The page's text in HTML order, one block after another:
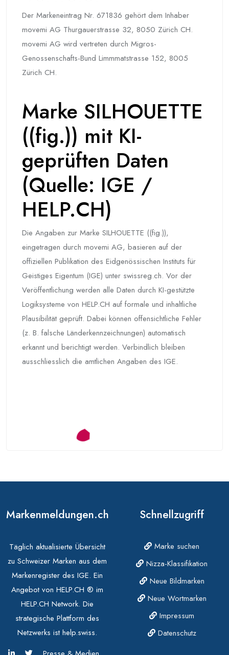
Der Markeneintrag Nr. 671836 gehört dem Inhaber
movemi AG Thurgauerstrasse 32, 8050 Zürich CH.
movemi AG wird vertreten durch Migros-
Genossenschafts-Bund Limmmatstrasse 152, 8005
Zürich CH.
Marke SILHOUETTE
((fig.)) mit KI-
geprüften Daten
(Quelle: IGE /
HELP.CH)
Die Angaben zur Marke SILHOUETTE ((fig.)),
eingetragen durch movemi AG, basieren auf der
offiziellen Publikation des Eidgenössischen Instituts für
Geistiges Eigentum (IGE) unter swissreg.ch. Vor der
Veröffentlichung werden alle Daten durch KI-gestützte
Logiksysteme von HELP.CH auf formale und inhaltliche
Plausibilität geprüft. Dabei können offensichtliche Fehler
(z. B. falsche Länderkennzeichnungen) automatisch
erkannt und berichtigt werden. Verbindlich bleiben
ausschliesslich die amtlichen Angaben des IGE.
Markenmeldungen.ch
Täglich aktualisierte Übersicht
zu Schweizer Marken aus dem
Markenregister des IGE. Ein
Angebot von HELP.CH ® im
HELP.CH Network. Die
strategische Plattform des
Netzwerks ist help.swiss.
Schnellzugriff
Marke suchen
Nizza-Klassifikation
Neue Bildmarken
Neue Wortmarken
Impressum
Datenschutz